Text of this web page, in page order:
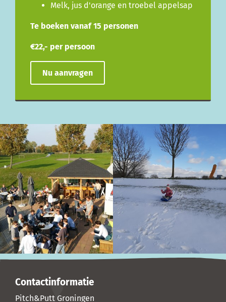
Melk, jus d'orange en troebel appelsap
Te boeken vanaf 15 personen
€22,- per persoon
Nu aanvragen
Contactinformatie
Pitch&Putt Groningen